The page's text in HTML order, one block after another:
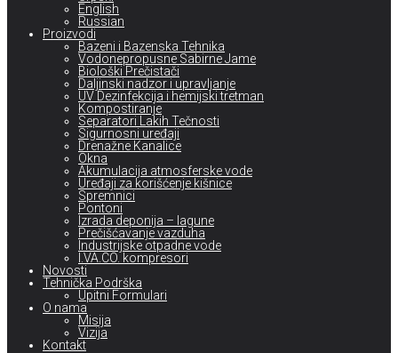
English
Russian
Proizvodi
Bazeni i Bazenska Tehnika
Vodonepropusne Sabirne Jame
Biološki Prečistači
Daljinski nadzor i upravljanje
UV Dezinfekcija i hemijski tretman
Kompostiranje
Separatori Lakih Tečnosti
Sigurnosni uređaji
Drenažne Kanalice
Okna
Akumulacija atmosferske vode
Uređaji za korišćenje kišnice
Spremnici
Pontoni
Izrada deponija – lagune
Prečišćavanje vazduha
Industrijske otpadne vode
I.VA.CO. kompresori
Novosti
Tehnička Podrška
Upitni Formulari
O nama
Misija
Vizija
Kontakt